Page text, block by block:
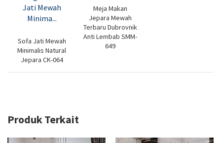
Sofa Jati Mewah
Minimalis Natural
Jepara CK-064
Meja Makan
Jepara Mewah
Terbaru Dubrovnik
Anti Lembab SMM-
649
Produk Terkait